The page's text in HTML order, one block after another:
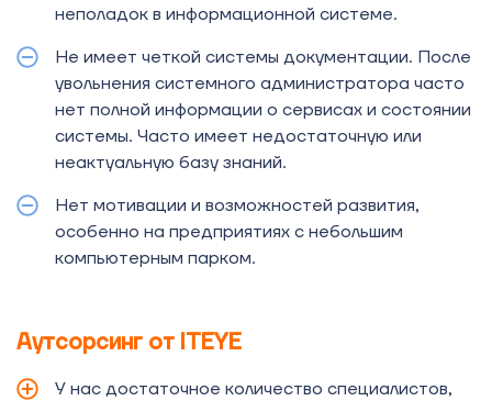
неполадок в информационной системе.
Не имеет четкой системы документации. После
увольнения системного администратора часто
нет полной информации о сервисах и состоянии
системы. Часто имеет недостаточную или
неактуальную базу знаний.
Нет мотивации и возможностей развития,
особенно на предприятиях с небольшим
компьютерным парком.
Аутсорсинг от ITEYE
У нас достаточное количество специалистов,